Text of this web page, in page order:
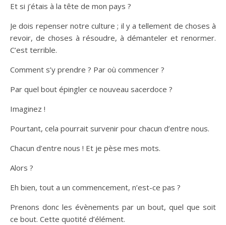
Et si j’étais à la tête de mon pays ?
Je dois repenser notre culture ; il y a tellement de choses à
revoir, de choses à résoudre, à démanteler et renormer.
C’est terrible.
Comment s’y prendre ? Par où commencer ?
Par quel bout épingler ce nouveau sacerdoce ?
Imaginez !
Pourtant, cela pourrait survenir pour chacun d’entre nous.
Chacun d’entre nous ! Et je pèse mes mots.
Alors ?
Eh bien, tout a un commencement, n’est-ce pas ?
Prenons donc les évènements par un bout, quel que soit
ce bout. Cette quotité d’élément.